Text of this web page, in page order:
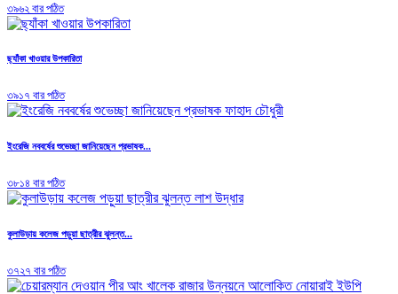
৩৯৬২ বার পঠিত
ছ্যাঁকা খাওয়ার উপকারিতা
৩৯১৭ বার পঠিত
ইংরেজি নববর্ষের শুভেচ্ছা জানিয়েছেন প্রভাষক...
৩৮১৪ বার পঠিত
কুলাউড়ায় কলেজ পড়ুয়া ছাত্রীর ঝুলন্ত...
৩৭২৭ বার পঠিত